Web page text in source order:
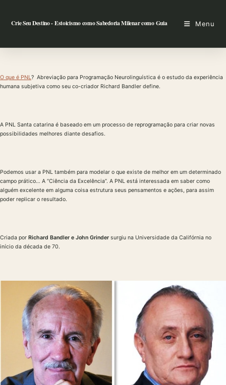
Crie Seu Destino - Estoicismo como Sabedoria Milenar como Guia Menu
O que é PNL? Abreviação para Programação Neurolinguística é o estudo da experiência
humana subjetiva como seu co-criador Richard Bandler define.
A PNL Santa catarina é baseado em um processo de reprogramação para criar novas
possibilidades melhores diante desafios.
Podemos usar a PNL também para modelar o que existe de melhor em um determinado
campo prático… A “Ciência da Excelência”. A PNL está interessada em saber como
alguém excelente em alguma coisa estrutura seus pensamentos e ações, para assim
poder replicar o resultado.
Criada por Richard Bandler e John Grinder surgiu na Universidade da Califórnia no
início da década de 70.